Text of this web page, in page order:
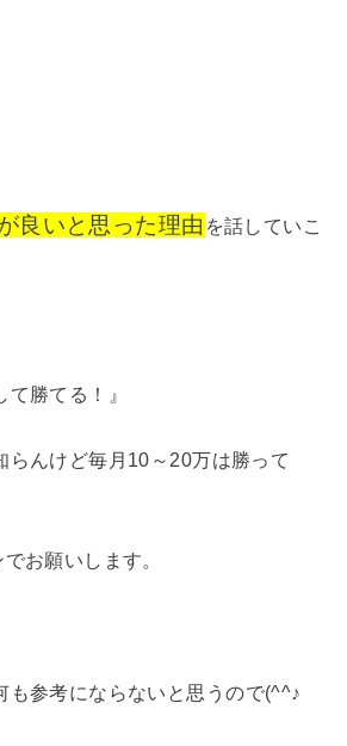
良いと思った理由 を話していこ
て勝てる！』
らんけど毎月10～20万は勝って
お願いします。
も参考にならないと思うので(^^♪